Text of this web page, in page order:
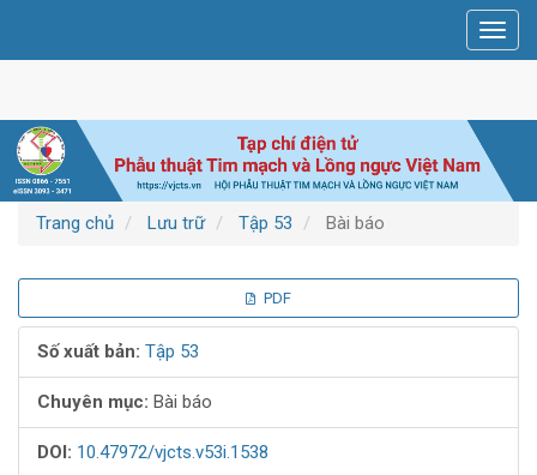
chính
chính
Thanh
bên
Trang chủ Lưu trữ Tập 53 Bài báo
bên
bài
viết
PDF
Số xuất bản: Tập 53
Chuyên mục: Bài báo
DOI: 10.47972/vjcts.v53i.1538